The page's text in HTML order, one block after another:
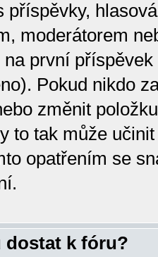
příspěvky,
moderátorem
první
Pokud nikdo
změnit
to tak může
opatřením se
dostat k fóru?